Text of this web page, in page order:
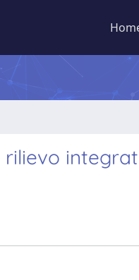
rilievo